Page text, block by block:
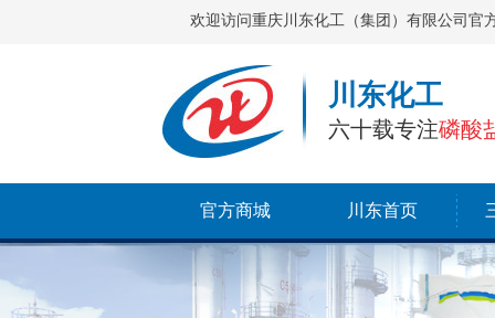
欢迎访问重庆川东化工（集团）有限公司官
川东化工
六十载专注磷酸
官方商城 川东首页